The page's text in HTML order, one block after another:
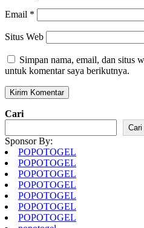
Email *
Situs Web
Simpan nama, email, dan situs
untuk komentar saya berikutnya.
Cari
Cari
Sponsor By:
POPOTOGEL
POPOTOGEL
POPOTOGEL
POPOTOGEL
POPOTOGEL
POPOTOGEL
POPOTOGEL